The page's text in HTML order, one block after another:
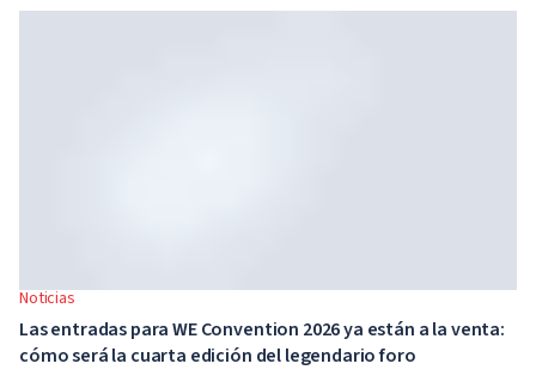
Noticias
Las entradas para WE Convention 2026 ya están a la venta:
cómo será la cuarta edición del legendario foro